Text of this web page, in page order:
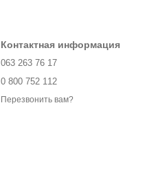
Контактная информация
063 263 76 17
0 800 752 112
Перезвонить вам?